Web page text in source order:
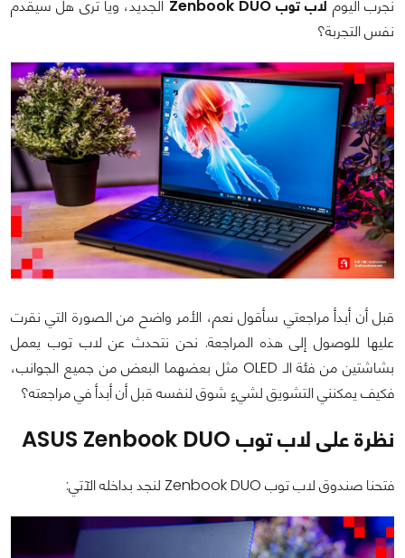
نجرب اليوم لاب توب Zenbook DUO
الجديد، ويا ترى هل سيقدم
نفس التجربة؟
قبل أن أبدأ مراجعتي سأقول نعم، الأمر واضح من الصورة التي نقرت
عليها للوصول إلى هذه المراجعة. نحن نتحدث عن لاب توب يعمل
بشاشتين من فئة الـ OLED مثل بعضهما البعض من جميع الجوانب،
فكيف يمكنني التشويق لشيءٍ شوق لنفسه قبل أن أبدأ في مراجعته؟
نظرة على لاب توب ASUS Zenbook DUO
فتحنا صندوق لاب توب Zenbook DUO لنجد بداخله الآتي: